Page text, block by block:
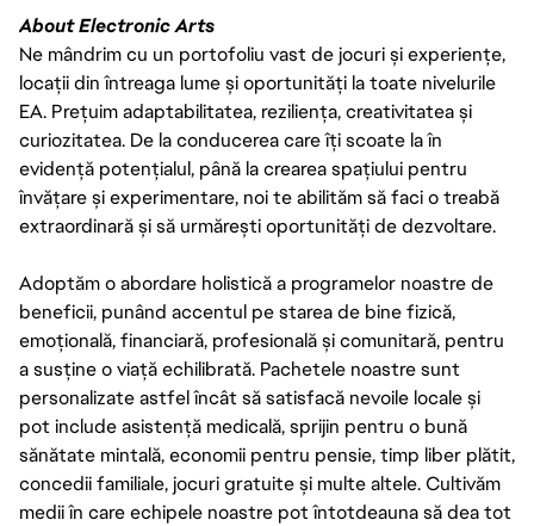
About Electronic Arts
Ne mândrim cu un portofoliu vast de jocuri și experiențe,
locații din întreaga lume și oportunități la toate nivelurile
EA. Prețuim adaptabilitatea, reziliența, creativitatea și
curiozitatea. De la conducerea care îți scoate la în
evidență potențialul, până la crearea spațiului pentru
învățare și experimentare, noi te abilităm să faci o treabă
extraordinară și să urmărești oportunități de dezvoltare.
Adoptăm o abordare holistică a programelor noastre de
beneficii, punând accentul pe starea de bine fizică,
emoțională, financiară, profesională și comunitară, pentru
a susține o viață echilibrată. Pachetele noastre sunt
personalizate astfel încât să satisfacă nevoile locale și
pot include asistență medicală, sprijin pentru o bună
sănătate mintală, economii pentru pensie, timp liber plătit,
concedii familiale, jocuri gratuite și multe altele. Cultivăm
medii în care echipele noastre pot întotdeauna să dea tot